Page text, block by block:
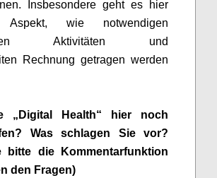
Insbesondere geht es hier
wie notwendigen
Aktivitäten und
Rechnung getragen werden
„Digital Health“ hier noch
Was schlagen Sie vor?
bitte die Kommentarfunktion
den Fragen)